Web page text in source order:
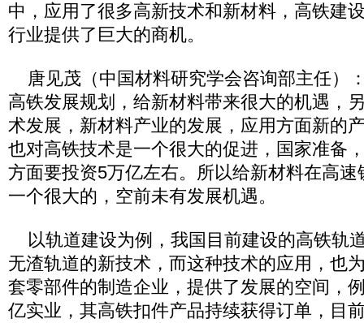
中，应用了很多高新技术和新材料，高铁建
行业提供了巨大的商机。
唐见茂（中国材料研究学会咨询部主任）
高铁发展规划，给新材料带来很大的机遇，
术发展，新材料产业的发展，应用方面新的
也对高铁技术是一个很大的促进，国家准备
方面要投资5万亿左右。所以给新材料在高
一个很大的，空前未有发展机遇。
以轨道建设为例，我国目前建设的高铁轨
无渣轨道的新技术，而这种技术的应用，也
套零部件的制造企业，提供了发展的空间，
亿实业，其高铁扣件产品持续获得订单，目